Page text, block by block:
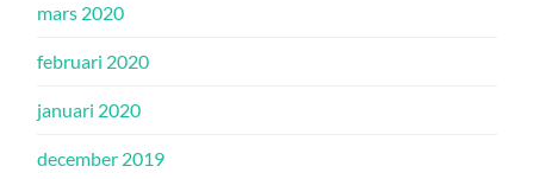
mars 2020
februari 2020
januari 2020
december 2019